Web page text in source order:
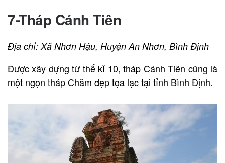
7-Tháp Cánh Tiên
Địa chỉ: Xã Nhơn Hậu, Huyện An Nhơn, Bình Định
Được xây dựng từ thế kỉ 10, tháp Cánh Tiên cũng là
một ngọn tháp Chăm đẹp tọa lạc tại tỉnh Bình Định.